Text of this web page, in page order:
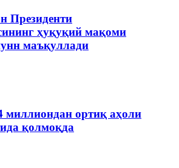
Президенти
ҳуқуқий мақоми
маъқуллади
миллиондан ортиқ аҳоли
қолмоқда